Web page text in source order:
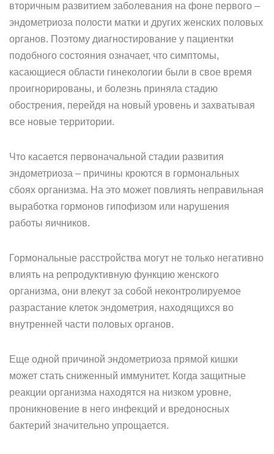
вторичным развитием заболевания на фоне первого –
эндометриоза полости матки и других женских половых
органов. Поэтому диагностирование у пациентки
подобного состояния означает, что симптомы,
касающиеся области гинекологии были в свое время
проигнорированы, и болезнь приняла стадию
обострения, перейдя на новый уровень и захватывая
все новые территории.
Что касается первоначальной стадии развития
эндометриоза – причины кроются в гормональных
сбоях организма. На это может повлиять неправильная
выработка гормонов гипофизом или нарушения
работы яичников.
Гормональные расстройства могут не только негативно
влиять на репродуктивную функцию женского
организма, они влекут за собой неконтролируемое
разрастание клеток эндометрия, находящихся во
внутренней части половых органов.
Еще одной причиной эндометриоза прямой кишки
может стать сниженный иммунитет. Когда защитные
реакции организма находятся на низком уровне,
проникновение в него инфекций и вредоносных
бактерий значительно упрощается.